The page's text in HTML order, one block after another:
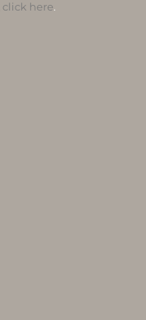
click here.